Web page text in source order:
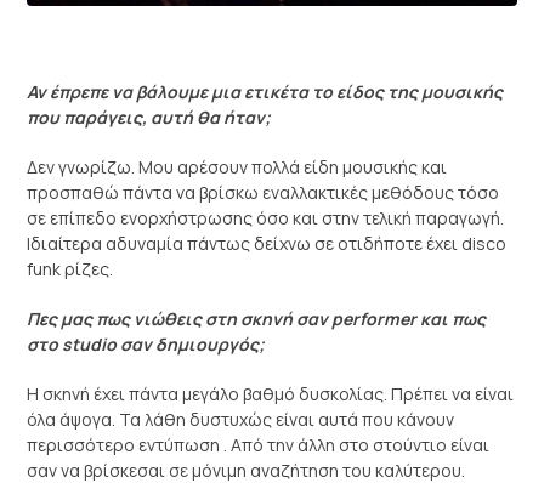
Αν έπρεπε να βάλουμε μια ετικέτα το είδος της μουσικής
που παράγεις, αυτή θα ήταν;
Δεν γνωρίζω. Μου αρέσουν πολλά είδη μουσικής και
προσπαθώ πάντα να βρίσκω εναλλακτικές μεθόδους τόσο
σε επίπεδο ενορχήστρωσης όσο και στην τελική παραγωγή.
Ιδιαίτερα αδυναμία πάντως δείχνω σε οτιδήποτε έχει disco
funk ρίζες.
Πες μας πως νιώθεις στη σκηνή σαν performer και πως
στο studio σαν δημιουργός;
Η σκηνή έχει πάντα μεγάλο βαθμό δυσκολίας. Πρέπει να είναι
όλα άψογα. Τα λάθη δυστυχώς είναι αυτά που κάνουν
περισσότερο εντύπωση . Από την άλλη στο στούντιο είναι
σαν να βρίσκεσαι σε μόνιμη αναζήτηση του καλύτερου.